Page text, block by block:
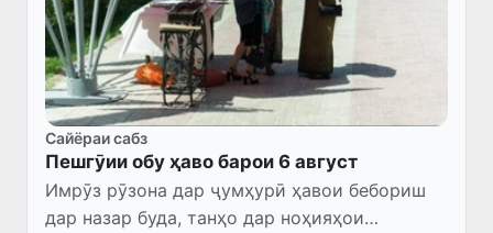
Сайёраи сабз
Пешгӯии обу ҳаво барои 6 август
Имрӯз рӯзона дар ҷумҳурӣ ҳавои бебориш
дар назар буда, танҳо дар ноҳияҳои